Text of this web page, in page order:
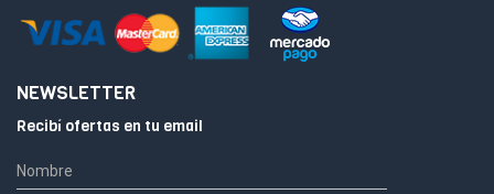
NEWSLETTER
Recibí ofertas en tu email